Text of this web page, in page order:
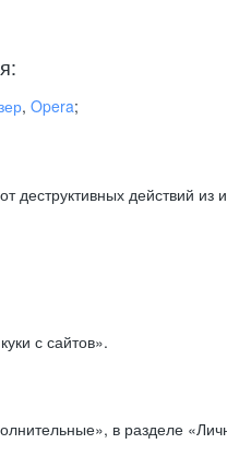
, Opera;
действий из
с сайтов».
в разделе